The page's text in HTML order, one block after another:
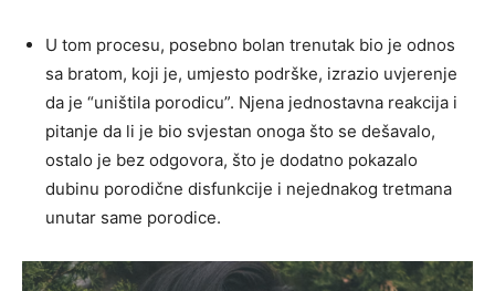
U tom procesu, posebno bolan trenutak bio je odnos
sa bratom, koji je, umjesto podrške, izrazio uvjerenje
da je “uništila porodicu”. Njena jednostavna reakcija i
pitanje da li je bio svjestan onoga što se dešavalo,
ostalo je bez odgovora, što je dodatno pokazalo
dubinu porodične disfunkcije i nejednakog tretmana
unutar same porodice.